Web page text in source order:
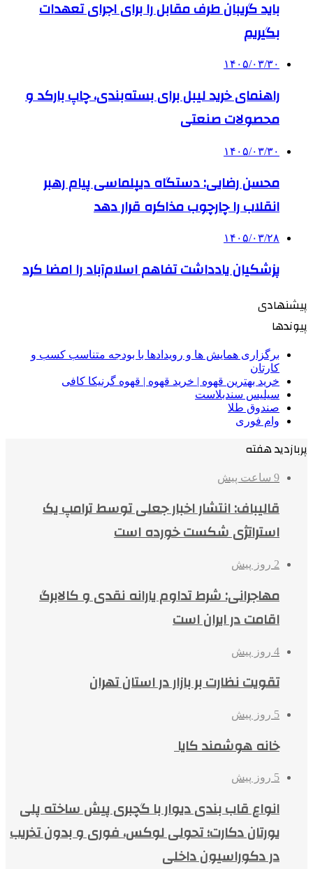
باید گریبان طرف مقابل را برای اجرای تعهدات
بگیریم
۱۴۰۵/۰۳/۳۰
راهنمای خرید لیبل برای بسته‌بندی، چاپ بارکد و
محصولات صنعتی
۱۴۰۵/۰۳/۳۰
محسن رضایی: دستگاه دیپلماسی پیام رهبر
انقلاب را چارچوب مذاکره قرار دهد
۱۴۰۵/۰۳/۲۸
پزشکیان یادداشت تفاهم اسلام‌آباد را امضا کرد
پیشنهادی
پیوندها
برگزاری همایش ها و رویدادها با بودجه متناسب کسب و
کارتان
خرید بهترین قهوه | خرید قهوه | قهوه گرنیکا کافی
سیلیس سندبلاست
صندوق طلا
وام فوری
پربازدید هفته
9 ساعت پیش
قالیباف: انتشار اخبار جعلی توسط ترامپ یک
استراتژی شکست خورده است
2 روز پیش
مهاجرانی: شرط تداوم یارانه نقدی و کالابرگ
اقامت در ایران است
4 روز پیش
تقویت نظارت بر بازار در استان تهران
5 روز پیش
خانه هوشمند کایا
5 روز پیش
انواع قاب بندی دیوار با گچبری پیش ساخته پلی
یورتان دکارت؛ تحولی لوکس، فوری و بدون تخریب
در دکوراسیون داخلی